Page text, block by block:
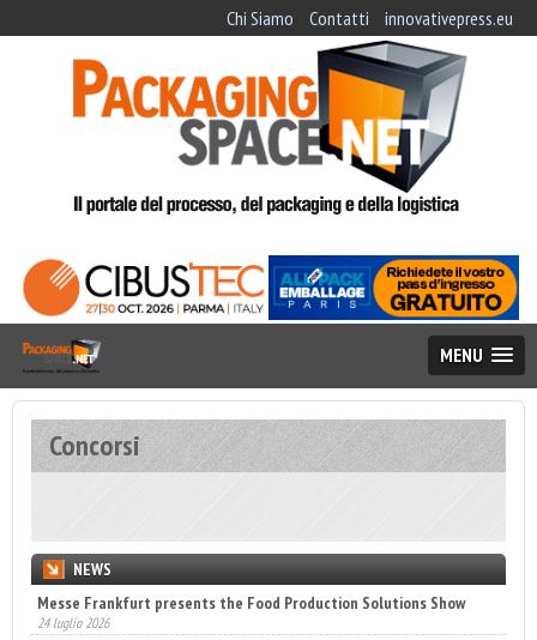
Chi Siamo Contatti innovativepress.eu
MENU
Concorsi
NEWS
Messe Frankfurt presents the Food Production Solutions Show
24 luglio 2026